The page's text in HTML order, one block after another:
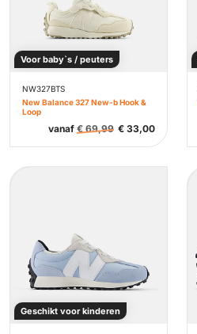
Voor baby`s / peuters
NW327BTS
New Balance 327 New-b Hook &
Loop
vanaf €69,99 € 33,00
Geschikt voor kinderen